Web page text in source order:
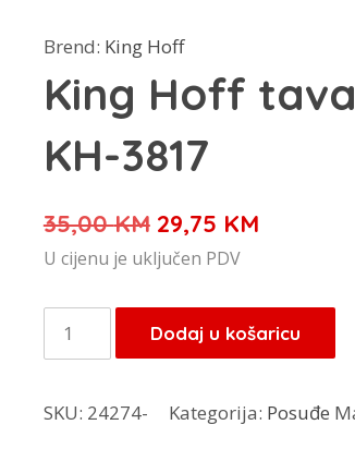
Brend: King Hoff
King Hoff
KH-3817
35,00KM Izvorna
cijena
je:
35,00 KM.
29,75 KMTrenutna
29,75 KM.
U cijenu je uključen PDV
King
Hoff
s
Dodaj u košaricu
SKU: 24274- Kategorija: Posuđe